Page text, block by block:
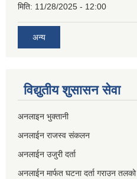
मिति: 11/28/2025 - 12:00
अन्य
विद्युतीय शुसासन सेवा
अनलाइन भुक्तानी
अनलाईन राजस्व संकलन
अनलाईन उजुरी दर्ता
अनलाईन मार्फत घटना दर्ता गराउन